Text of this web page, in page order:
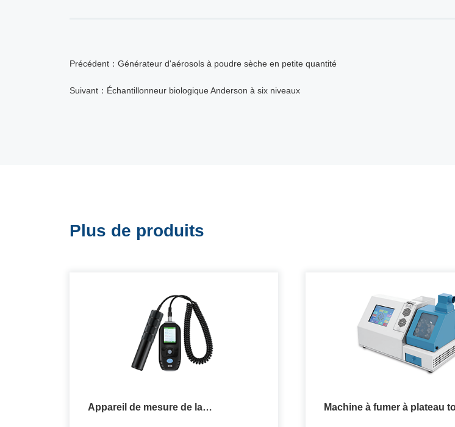
Précédent：Générateur d'aérosols à poudre sèche en petite quantité
Suivant：Échantillonneur biologique Anderson à six niveaux
Plus de produits
Appareil de mesure de la
Machine à fumer à plateau